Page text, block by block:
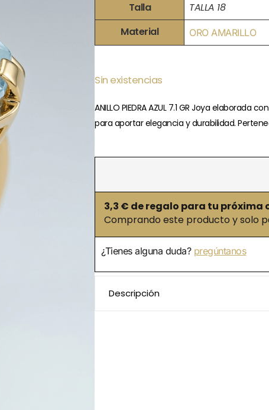
Talla
TALLA 18
Material
ORO AMARILLO
Sin existencias
ANILLO PIEDRA AZUL 7.1 GR Joya elaborada
para aportar elegancia y durabilidad.
3,3 € de regalo para tu próxima
Comprando este producto y solo
¿Tienes alguna duda? pregúntanos
Descripción